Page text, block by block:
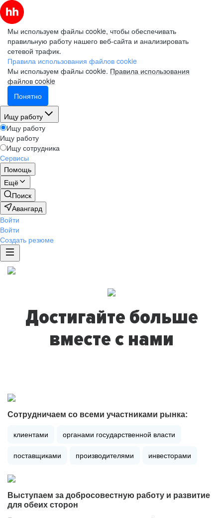
Мы используем файлы cookie, чтобы обеспечивать
правильную работу нашего веб-сайта и анализировать
сетевой трафик.
Правила использования файлов cookie
Мы используем файлы cookie. Правила использования
файлов cookie
Понятно
Ищу работу
Ищу работу
Ищу работу
Ищу сотрудника
Сервисы
Помощь
Ещё
Поиск
Авангард
Войти
Войти
Создать резюме
Достигайте больше
вместе с нами
Сотрудничаем со всеми участниками рынка:
клиентами органами государственной власти
поставщиками производителями инвесторами
Выступаем за добросовестную работу и развитие
для обеих сторон